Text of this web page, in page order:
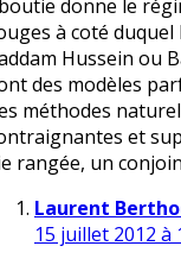
donne le
à coté duquel
Hussein ou
des modèles
méthodes
et
rangée, un
Laurent
15 juillet 2012 à